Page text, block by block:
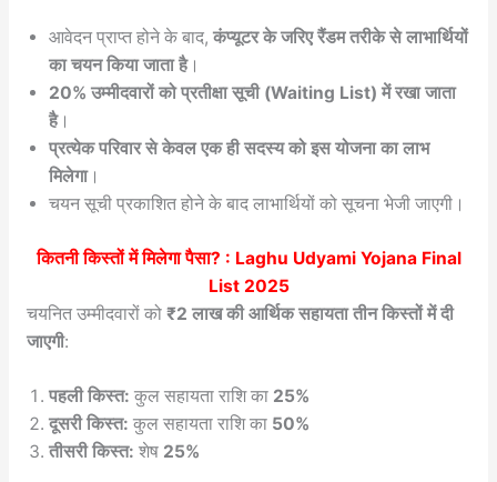
आवेदन प्राप्त होने के बाद, कंप्यूटर के जरिए रैंडम तरीके से लाभार्थियों
का चयन किया जाता है।
20% उम्मीदवारों को प्रतीक्षा सूची (Waiting List) में रखा जाता
है।
प्रत्येक परिवार से केवल एक ही सदस्य को इस योजना का लाभ
मिलेगा।
चयन सूची प्रकाशित होने के बाद लाभार्थियों को सूचना भेजी जाएगी।
कितनी किस्तों में मिलेगा पैसा? : Laghu Udyami Yojana Final
List 2025
चयनित उम्मीदवारों को ₹2 लाख की आर्थिक सहायता तीन किस्तों में दी
जाएगी:
पहली किस्त: कुल सहायता राशि का 25%
दूसरी किस्त: कुल सहायता राशि का 50%
तीसरी किस्त: शेष 25%